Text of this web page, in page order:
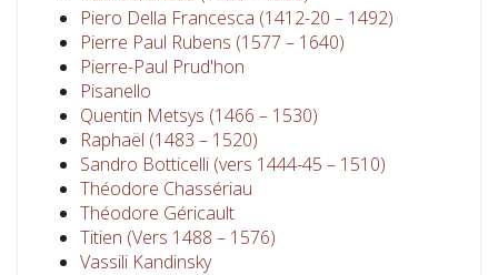
Piero Della Francesca (1412-20 – 1492)
Pierre Paul Rubens (1577 – 1640)
Pierre-Paul Prud'hon
Pisanello
Quentin Metsys (1466 – 1530)
Raphaël (1483 – 1520)
Sandro Botticelli (vers 1444-45 – 1510)
Théodore Chassériau
Théodore Géricault
Titien (Vers 1488 – 1576)
Vassili Kandinsky